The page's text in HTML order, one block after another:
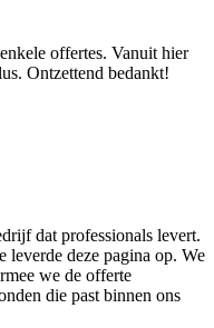
offertes. Vanuit hier
Ontzettend bedankt!
dat professionals levert.
leverde deze pagina op. We
we de offerte
die past binnen ons